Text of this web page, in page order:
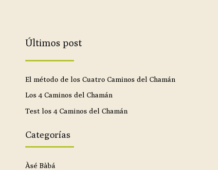
Últimos post
El método de los Cuatro Caminos del Chamán
Los 4 Caminos del Chamán
Test los 4 Caminos del Chamán
Categorías
Àsé Bàbá